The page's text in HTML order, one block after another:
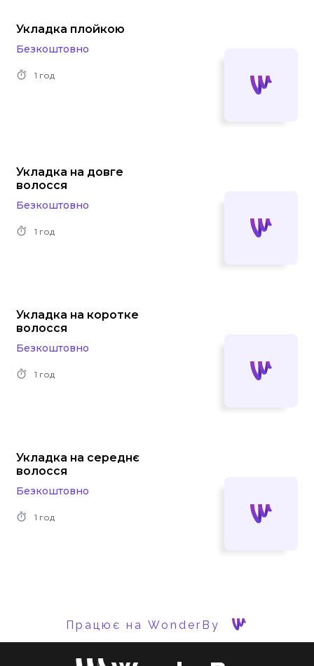
Укладка плойкою
Безкоштовно
1 год
Укладка на довге
волосся
Безкоштовно
1 год
Укладка на коротке
волосся
Безкоштовно
1 год
Укладка на середнє
волосся
Безкоштовно
1 год
Працює на WonderBy